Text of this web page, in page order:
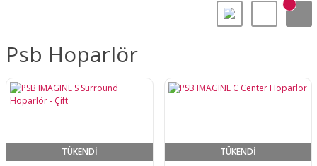
Psb Hoparlör
TÜKENDİ TÜKENDİ